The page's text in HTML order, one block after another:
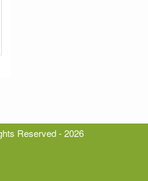
Reserved - 2026